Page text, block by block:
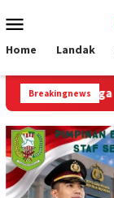
ke
Mobile
Home Landak
Breakingnews
Knalpot Brong